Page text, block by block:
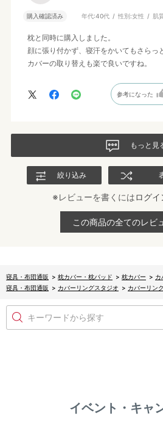
購入確認済み 年代:40代 性別:女性 肌
枕と同時に購入しました。
顔に張り付かず、寝汗をかいてもさらっ
カバーの取り替えも楽で良いですね。
参考になった
もっと見
絞り込み
※レビューを書くにはログイ
この商品の全てのレビ
寝具・布団通販 > 枕カバー・枕パッド > 枕カバー > カ
寝具・布団通販 > カバーリングスタジオ > カバーリン
キーワードから探す
イベント・キャ